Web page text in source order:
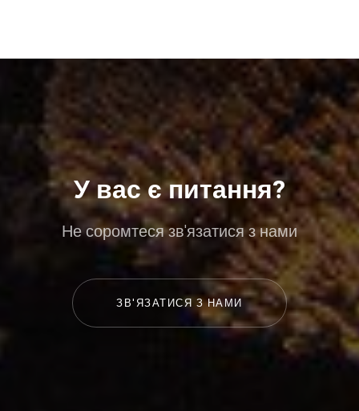
У вас є питання?
Не соромтеся зв'язатися з нами
ЗВ'ЯЗАТИСЯ З НАМИ